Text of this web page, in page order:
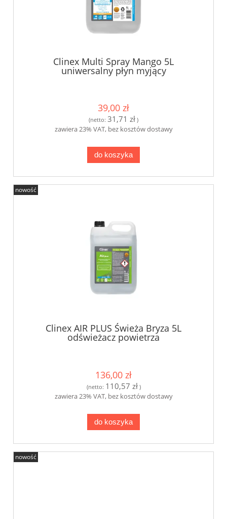
Clinex Multi Spray Mango 5L
uniwersalny płyn myjący
39,00 zł
(netto: 31,71 zł )
zawiera 23% VAT, bez kosztów dostawy
do koszyka
Clinex AIR PLUS Świeża Bryza 5L
odświeżacz powietrza
136,00 zł
(netto: 110,57 zł)
zawiera 23% VAT, bez kosztów dostawy
do koszyka
nowość
nowość